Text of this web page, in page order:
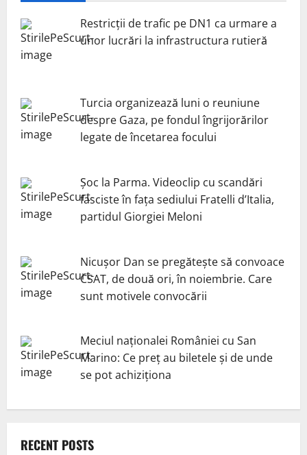
Restricții de trafic pe DN1 ca urmare a
unor lucrări la infrastructura rutieră
Turcia organizează luni o reuniune
despre Gaza, pe fondul îngrijorărilor
legate de încetarea focului
Șoc la Parma. Videoclip cu scandări
fasciste în fața sediului Fratelli d’Italia,
partidul Giorgiei Meloni
Nicuşor Dan se pregăteşte să convoace
CSAT, de două ori, în noiembrie. Care
sunt motivele convocării
Meciul naționalei României cu San
Marino: Ce preț au biletele și de unde
se pot achiziționa
RECENT POSTS